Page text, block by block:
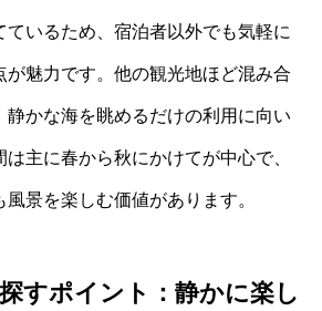
ているため、宿泊者以外でも気軽に
が魅力です。他の観光地ほど混み合
静かな海を眺めるだけの利用に向い
主に春から秋にかけてが中心で、
景を楽しむ価値があります。
すポイント：静かに楽し